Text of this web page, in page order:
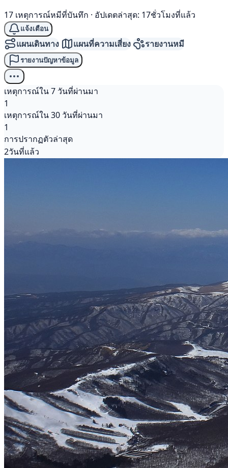
17 เหตุการณ์หมีที่บันทึก · อัปเดตล่าสุด: 17ชั่วโมงที่แล้ว
แจ้งเตือน
แผนเดินทาง แผนที่ความเสี่ยง รายงานหมี
รายงานปัญหาข้อมูล
เหตุการณ์ใน 7 วันที่ผ่านมา
1
เหตุการณ์ใน 30 วันที่ผ่านมา
1
การปรากฏตัวล่าสุด
2วันที่แล้ว